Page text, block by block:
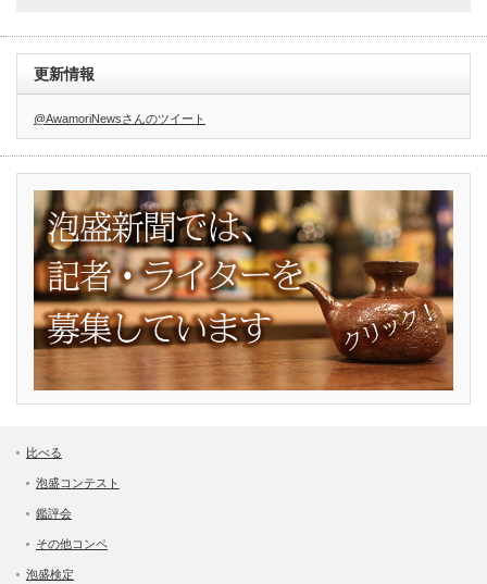
更新情報
@AwamoriNewsさんのツイート
比べる
泡盛コンテスト
鑑評会
その他コンペ
泡盛検定